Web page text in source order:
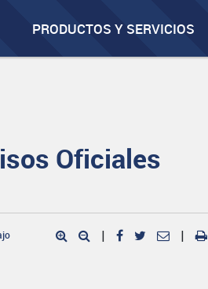
PRODUCTOS Y SERVICIOS
Oficiales
| |